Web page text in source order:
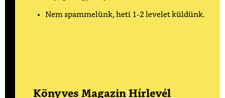
Nem spammelünk, heti 1-2 levelet küldünk.
Könyves Magazin Hírlevél